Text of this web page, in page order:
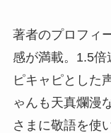
著者のプロフィ
感が満載。1.5倍
ピキャピとした
ゃんも天真爛漫
さまに敬語を使